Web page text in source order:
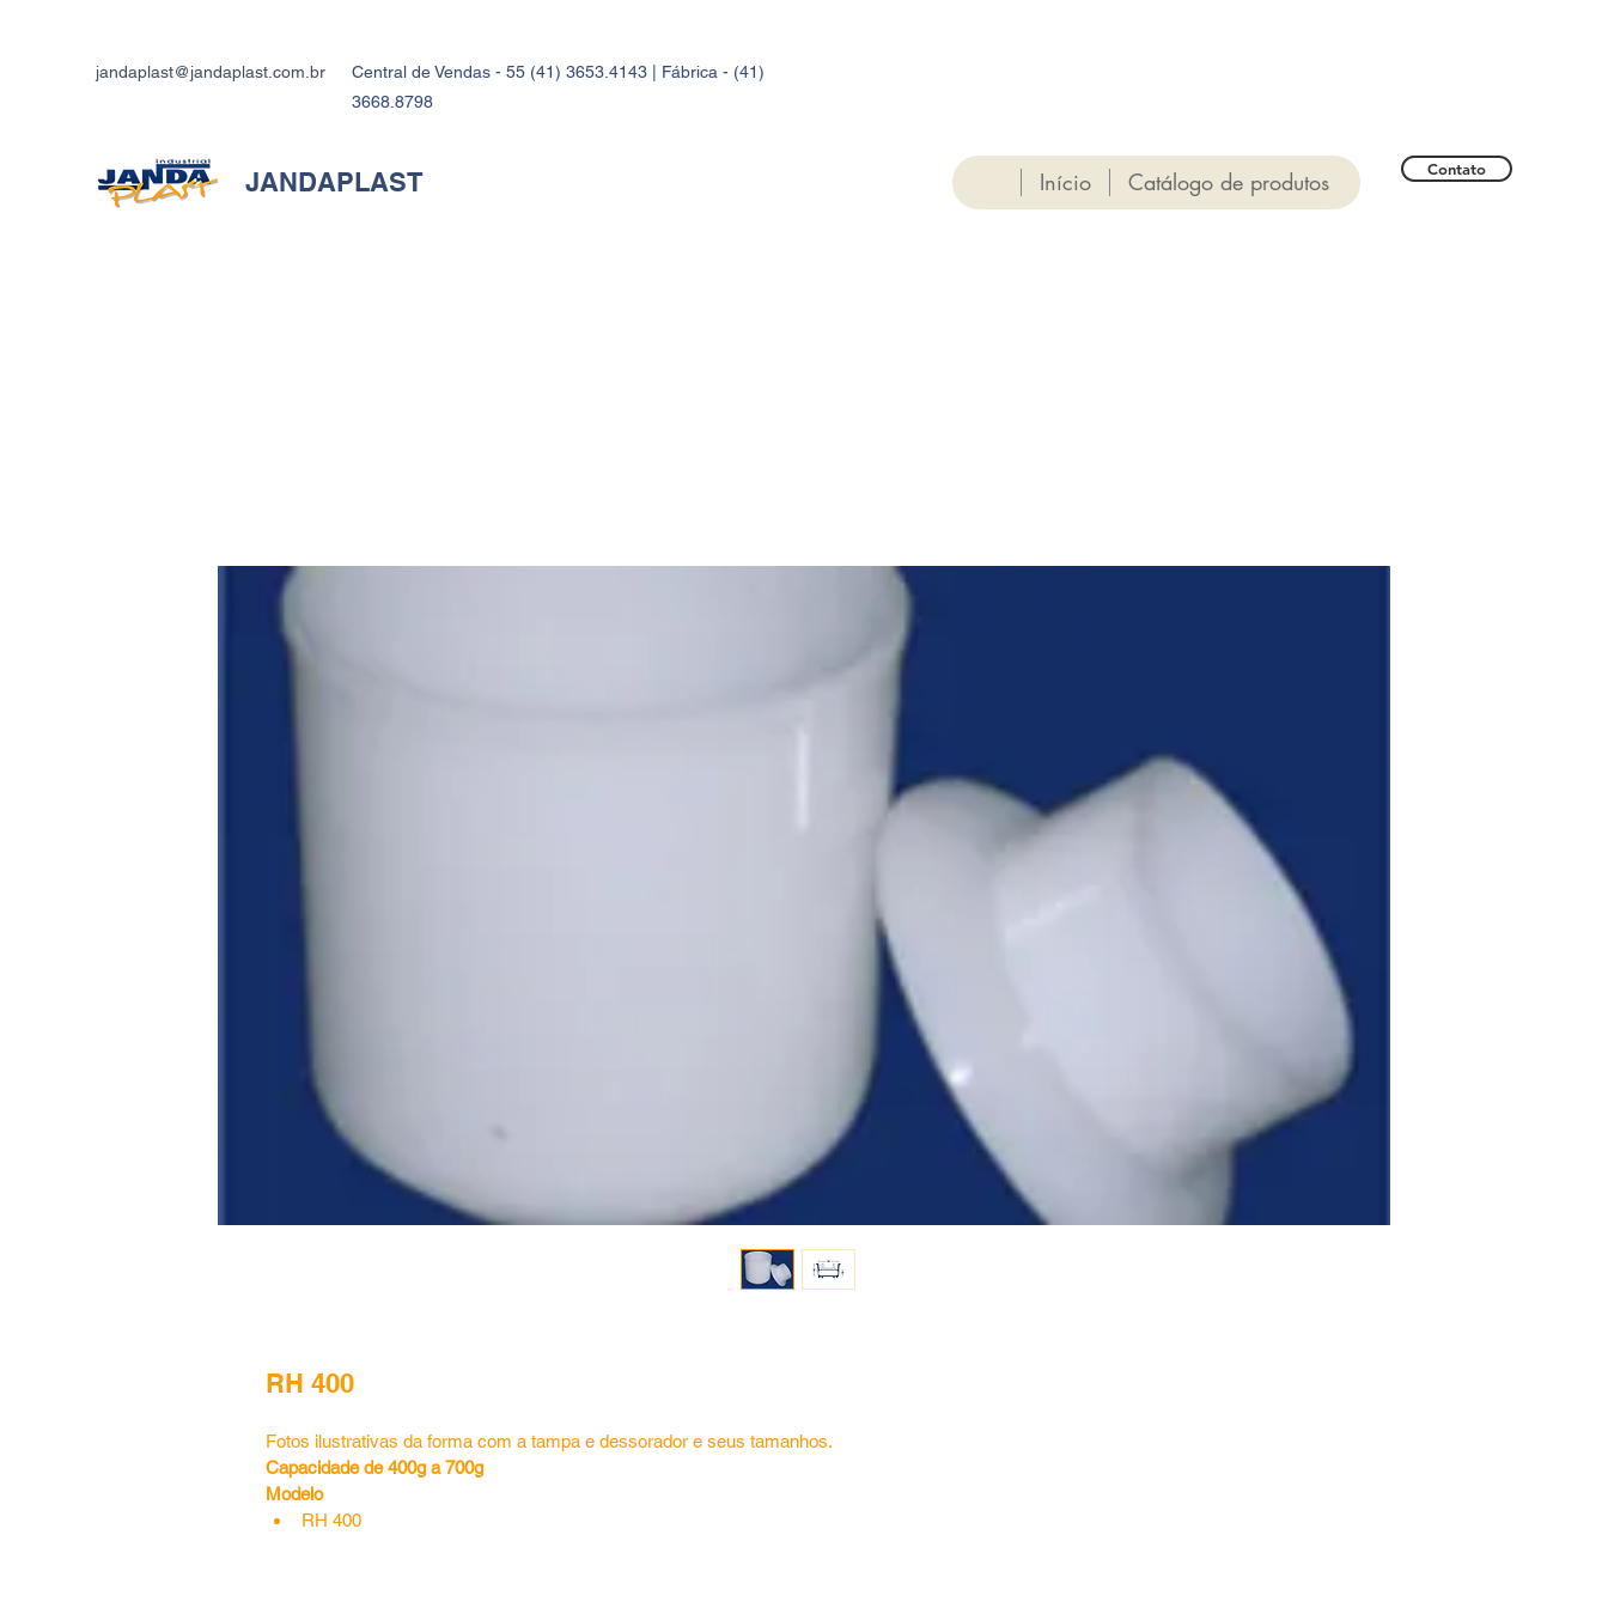
jandaplast@jandaplast.com.br
Central de Vendas - 55 (41) 3653.4143 | Fábrica - (41)
3668.8798
JANDAPLAST Início Catálogo de produtos Contato
RH 400
Fotos ilustrativas da forma com a tampa e dessorador e seus tamanhos.
Capacidade de 400g a 700g
Modelo
RH 400